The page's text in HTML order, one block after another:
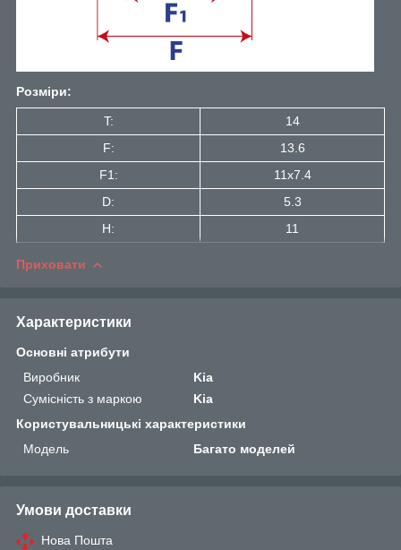
Розміри:
T:
14
F:
13.6
F1:
11x7.4
D:
5.3
H:
11
Приховати
Характеристики
Основні атрибути
Виробник
Kia
Сумісність з маркою
Kia
Користувальницькі характеристики
Мoдель
Багато моделей
Умови доставки
Нова Пошта